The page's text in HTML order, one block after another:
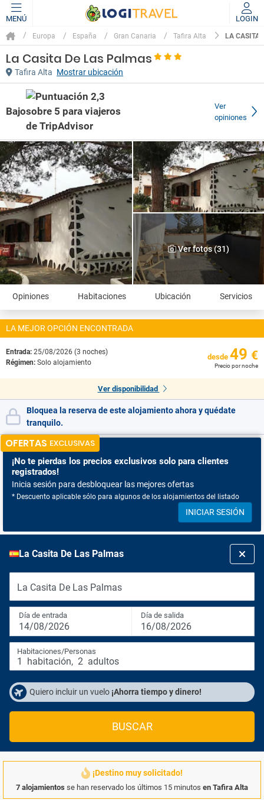
MENÚ LOGIN
Europa España Gran Canaria Tafira Alta LA CASITA
La Casita De Las Palmas
Tafira Alta Mostrar ubicación
Bajo
Ver
opiniones
Ver fotos (31)
Opiniones Habitaciones Ubicación Servicios
LA MEJOR OPCIÓN ENCONTRADA
Entrada: 25/08/2026 (3 noches)
Régimen: Solo alojamiento
desde 49 €
Precio por noche
Ver disponibilidad
Bloquea la reserva de este alojamiento ahora y quédate
tranquilo.
OFERTAS EXCLUSIVAS
¡No te pierdas los precios exclusivos solo para clientes
registrados!
Inicia sesión para desbloquear las mejores ofertas
* Descuento aplicable sólo para algunos de los alojamientos del listado
INICIAR SESIÓN
La Casita De Las Palmas
La Casita De Las Palmas
Día de entrada
14/08/2026
Día de salida
16/08/2026
Habitaciones/Personas
1 habitación, 2 adultos
Quiero incluir un vuelo ¡Ahorra tiempo y dinero!
BUSCAR
¡Destino muy solicitado!
7 alojamientos se han reservado los últimos 15 minutos en Tafira Alta